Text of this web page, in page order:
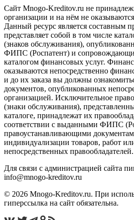
Сайт Mnogo-Kreditov.ru не
организации и на нём не
Данный ресурс является составным
представляет собой в том числе
(знаков обслуживания),
ФИПС (Роспатент) и
каталогом финансовых услуг.
оказываются непосредственно
и до их заказа вы должны
документов, опубликованных
организацией. Исключительное
(знаки обслуживания),
каталоге, принадлежат их
соответствии с выданными ФИПС
правоустанавливающими
индивидуализации товаров, работ
непосредственных правообладателей.
Для связи с администрацией сайта
info@mnogo-kreditov.ru
© 2026 Mnogo-Kreditov.ru. При
гиперссылка на сайт обязательна.